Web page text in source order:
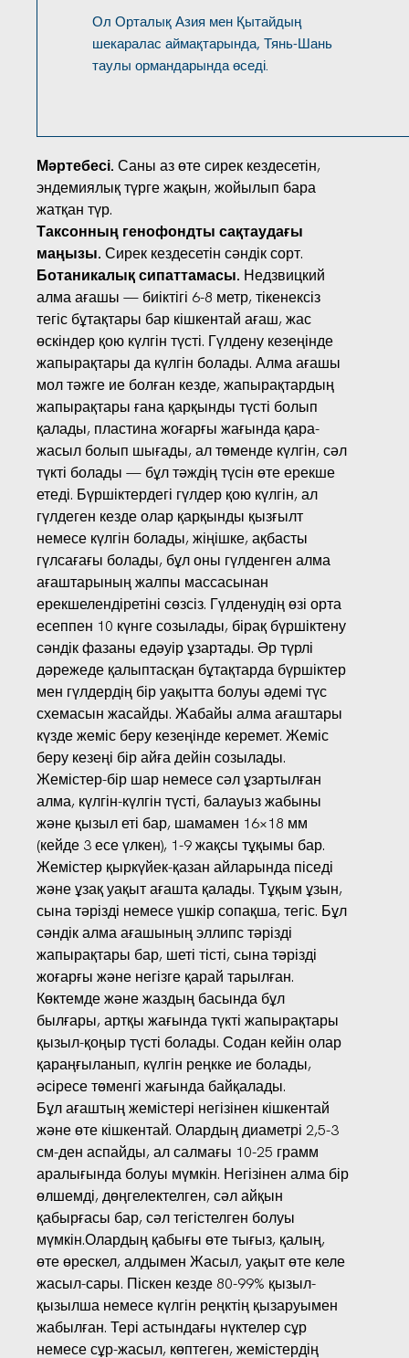
Ол Орталық Азия мен Қытайдың
шекаралас аймақтарында, Тянь-Шань
таулы ормандарында өседі.
Мәртебесі. Саны аз өте сирек кездесетін,
эндемиялық түрге жақын, жойылып бара
жатқан түр.
Таксонның генофондты сақтаудағы
маңызы. Сирек кездесетін сәндік сорт.
Ботаникалық сипаттамасы. Недзвицкий
алма ағашы — биіктігі 6-8 метр, тікенексіз
тегіс бұтақтары бар кішкентай ағаш, жас
өскіндер қою күлгін түсті. Гүлдену кезеңінде
жапырақтары да күлгін болады. Алма ағашы
мол тәжге ие болған кезде, жапырақтардың
жапырақтары ғана қарқынды түсті болып
қалады, пластина жоғарғы жағында қара-
жасыл болып шығады, ал төменде күлгін, сәл
түкті болады — бұл тәждің түсін өте ерекше
етеді. Бүршіктердегі гүлдер қою күлгін, ал
гүлдеген кезде олар қарқынды қызғылт
немесе күлгін болады, жіңішке, ақбасты
гүлсағағы болады, бұл оны гүлденген алма
ағаштарының жалпы массасынан
ерекшелендіретіні сөзсіз. Гүлденудің өзі орта
есеппен 10 күнге созылады, бірақ бүршіктену
сәндік фазаны едәуір ұзартады. Әр түрлі
дәрежеде қалыптасқан бұтақтарда бүршіктер
мен гүлдердің бір уақытта болуы әдемі түс
схемасын жасайды. Жабайы алма ағаштары
күзде жеміс беру кезеңінде керемет. Жеміс
беру кезеңі бір айға дейін созылады.
Жемістер-бір шар немесе сәл ұзартылған
алма, күлгін-күлгін түсті, балауыз жабыны
және қызыл еті бар, шамамен 16×18 мм
(кейде 3 есе үлкен), 1-9 жақсы тұқымы бар.
Жемістер қыркүйек-қазан айларында піседі
және ұзақ уақыт ағашта қалады. Тұқым ұзын,
сына тәрізді немесе үшкір сопақша, тегіс. Бұл
сәндік алма ағашының эллипс тәрізді
жапырақтары бар, шеті тісті, сына тәрізді
жоғарғы және негізге қарай тарылған.
Көктемде және жаздың басында бұл
былғары, артқы жағында түкті жапырақтары
қызыл-қоңыр түсті болады. Содан кейін олар
қараңғыланып, күлгін реңкке ие болады,
әсіресе төменгі жағында байқалады.
Бұл ағаштың жемістері негізінен кішкентай
және өте кішкентай. Олардың диаметрі 2,5-3
см-ден аспайды, ал салмағы 10-25 грамм
аралығында болуы мүмкін. Негізінен алма бір
өлшемді, дөңгелектелген, сәл айқын
қабырғасы бар, сәл тегістелген болуы
мүмкін.Олардың қабығы өте тығыз, қалың,
өте өрескел, алдымен Жасыл, уақыт өте келе
жасыл-сары. Піскен кезде 80-99% қызыл-
қызылша немесе күлгін реңктің қызаруымен
жабылған. Тері астындағы нүктелер сұр
немесе сұр-жасыл, көптеген, жемістердің